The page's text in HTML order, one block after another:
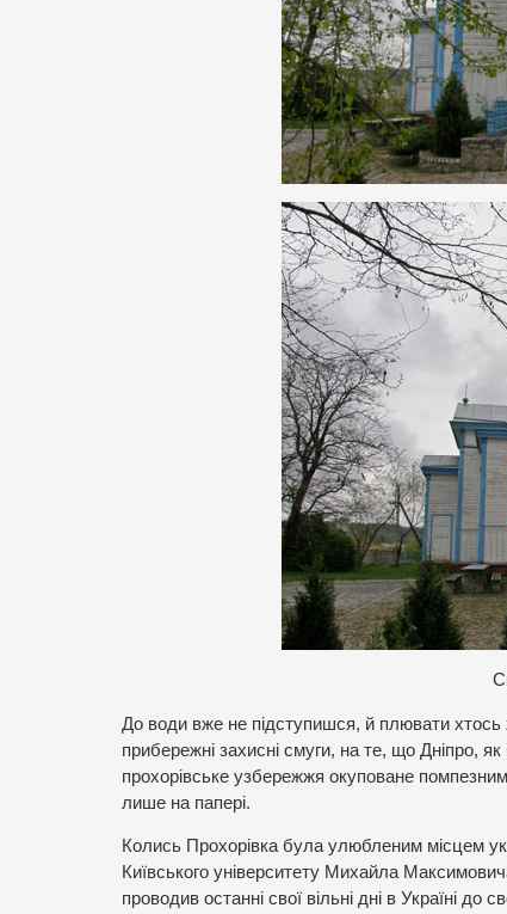
С
До води вже не підступишся, й плювати хтось
прибережні захисні смуги, на те, що Дніпро,
прохорівське узбережжя окуповане
лише на папері.
Колись Прохорівка була улюбленим місцем
Київського університету Михайла
проводив останні свої вільні дні в Україні